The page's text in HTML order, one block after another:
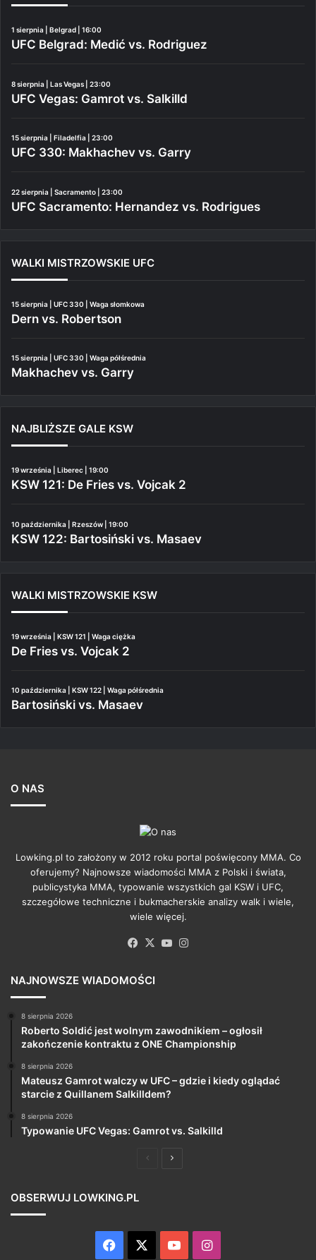
1 sierpnia | Belgrad | 16:00
UFC Belgrad: Medić vs. Rodriguez
8 sierpnia | Las Vegas | 23:00
UFC Vegas: Gamrot vs. Salkilld
15 sierpnia | Filadelfia | 23:00
UFC 330: Makhachev vs. Garry
22 sierpnia | Sacramento | 23:00
UFC Sacramento: Hernandez vs. Rodrigues
WALKI MISTRZOWSKIE UFC
15 sierpnia | UFC 330 | Waga słomkowa
Dern vs. Robertson
15 sierpnia | UFC 330 | Waga półśrednia
Makhachev vs. Garry
NAJBLIŻSZE GALE KSW
19 września | Liberec | 19:00
KSW 121: De Fries vs. Vojcak 2
10 października | Rzeszów | 19:00
KSW 122: Bartosiński vs. Masaev
WALKI MISTRZOWSKIE KSW
19 września | KSW 121 | Waga ciężka
De Fries vs. Vojcak 2
10 października | KSW 122 | Waga półśrednia
Bartosiński vs. Masaev
O NAS
Lowking.pl to założony w 2012 roku portal poświęcony MMA. Co
oferujemy? Najnowsze wiadomości MMA z Polski i świata,
publicystyka MMA, typowanie wszystkich gal KSW i UFC,
szczegółowe techniczne i bukmacherskie analizy walk i wiele,
wiele więcej.
Facebook
X YouTube
NAJNOWSZE WIADOMOŚCI
8 sierpnia 2026
Roberto Soldić jest wolnym zawodnikiem – ogłosił
zakończenie kontraktu z ONE Championship
8 sierpnia 2026
Mateusz Gamrot walczy w UFC – gdzie i kiedy oglądać
starcie z Quillanem Salkilldem?
8 sierpnia 2026
Typowanie UFC Vegas: Gamrot vs. Salkilld
PoprzedniaNastępna
OBSERWUJ LOWKING.PL
Facebook YouTubeInstagram